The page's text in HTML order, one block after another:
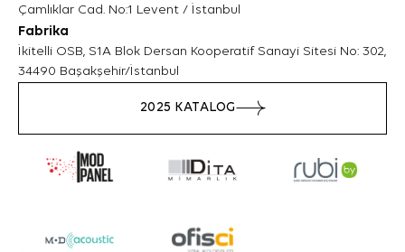
Çamlıklar Cad. No:1 Levent / İstanbul
Fabrika
İkitelli OSB, S1A Blok Dersan Kooperatif Sanayi Sitesi No: 302,
34490 Başakşehir/İstanbul
2025 KATALOG
5651 sayılı Internet Ortamında Yapılan
Yoluyla İşlenen Suçlarla Mücadele Edilmesi
Hakkında Kanun ve Internet Ortamında
Usul ve Esaslar Hakkında Yönetmelik’ten
kaynaklananlar başta olmak üzere, kanuni
ve sözleşmesel yükümlülüklerini yerine
getirmek.
3.1.Oturum Çerezleri
Oturum çerezlerini ziyaretinizi süresince